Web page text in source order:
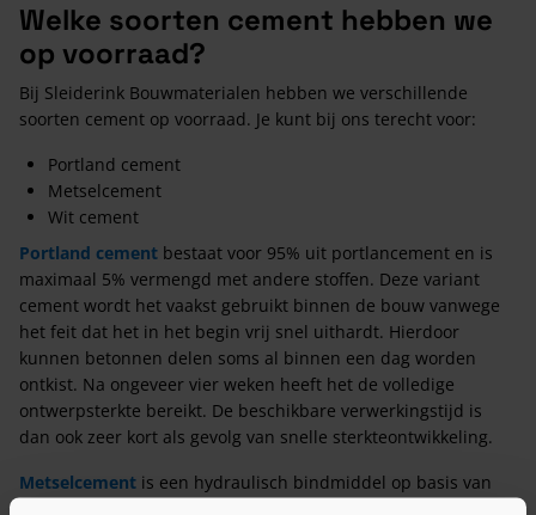
Welke soorten cement hebben we
op voorraad?
Bij Sleiderink Bouwmaterialen hebben we verschillende
soorten cement op voorraad. Je kunt bij ons terecht voor:
Portland cement
Metselcement
Wit cement
Portland cement bestaat voor 95% uit portlancement en is
maximaal 5% vermengd met andere stoffen. Deze variant
cement wordt het vaakst gebruikt binnen de bouw vanwege
het feit dat het in het begin vrij snel uithardt. Hierdoor
kunnen betonnen delen soms al binnen een dag worden
ontkist. Na ongeveer vier weken heeft het de volledige
ontwerpsterkte bereikt. De beschikbare verwerkingstijd is
dan ook zeer kort als gevolg van snelle sterkteontwikkeling.
Metselcement is een hydraulisch bindmiddel op basis van